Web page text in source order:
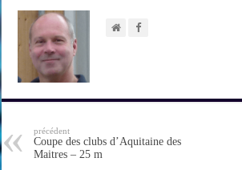
précédent
Coupe des clubs d’Aquitaine des
Maitres – 25 m